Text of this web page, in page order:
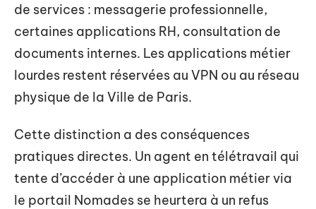
de services : messagerie professionnelle,
certaines applications RH, consultation de
documents internes. Les applications métier
lourdes restent réservées au VPN ou au réseau
physique de la Ville de Paris.
Cette distinction a des conséquences
pratiques directes. Un agent en télétravail qui
tente d’accéder à une application métier via
le portail Nomades se heurtera à un refus